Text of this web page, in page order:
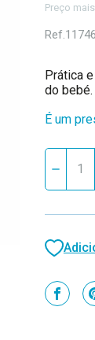
Preço
Ref.
Prática
do bebé.
É um
Stock
Reduzir
de
Mochila
Papá
Cinza